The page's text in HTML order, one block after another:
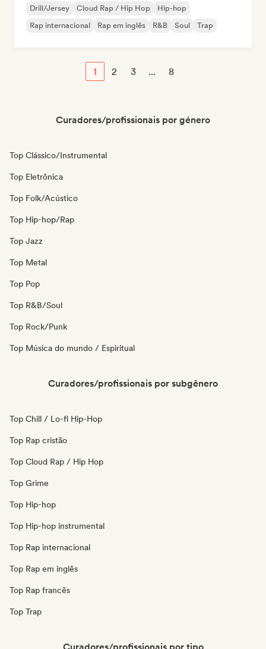
Drill/Jersey Cloud Rap / Hip Hop
Hip-hop
Rap internacional
Rap em inglês R&B Soul Trap
1 2 3 ... 8
Curadores/profissionais por género
Top Clássico/Instrumental
Top Eletrônica
Top Folk/Acústico
Top Hip-hop/Rap
Top Jazz
Top Metal
Top Pop
Top R&B/Soul
Top Rock/Punk
Top Música do mundo / Espiritual
Curadores/profissionais por subgênero
Top Chill / Lo-fi Hip-Hop
Top Rap cristão
Top Cloud Rap / Hip Hop
Top Grime
Top Hip-hop
Top Hip-hop instrumental
Top Rap internacional
Top Rap em inglês
Top Rap francês
Top Trap